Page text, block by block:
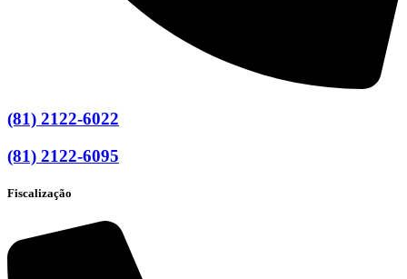
(81) 2122-6022
(81) 2122-6095
Fiscalização